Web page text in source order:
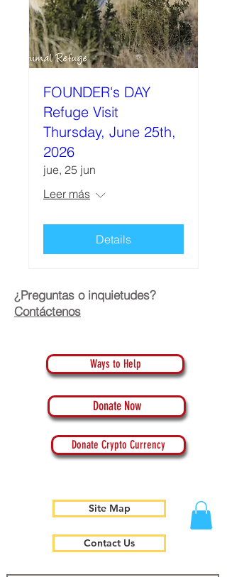
FOUNDER's DAY
Refuge Visit
Thursday, June 25th,
2026
jue, 25 jun
Leer más
Details
¿Preguntas o inquietudes?
Contáctenos
Ways to Help
Donate Now
Donate Crypto Currency
Site Map
Contact Us